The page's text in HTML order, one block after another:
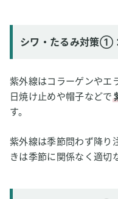
シワ・たるみ対策①
紫外線はコラーゲンやエ
日焼け止めや帽子などで
す。
紫外線は季節問わず降り
きは季節に関係なく適切